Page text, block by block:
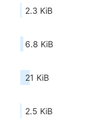
2.3 KiB
6.8 KiB
21 KiB
2.5 KiB